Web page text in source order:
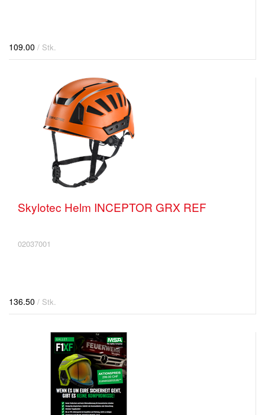
109.00 / Stk.
Skylotec Helm INCEPTOR GRX REF
02037001
136.50 / Stk.